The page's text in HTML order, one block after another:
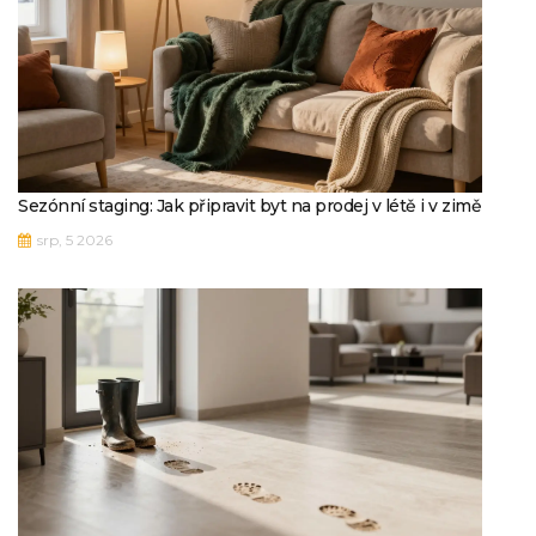
Sezónní staging: Jak připravit byt na prodej v létě i v zimě
srp, 5 2026